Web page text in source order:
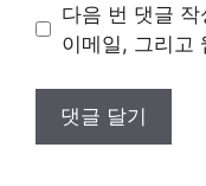
트
다음 번 댓글
이메일, 그리고